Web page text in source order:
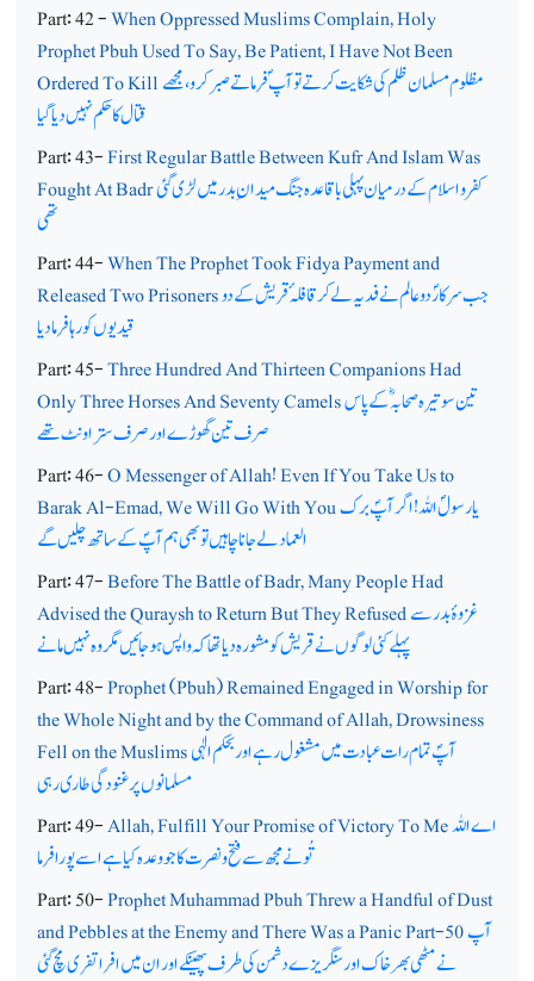
Part: 42 -When Oppressed Muslims Complain, Holy
Prophet Pbuh Used To Say, Be Patient, I Have Not Been
Ordered To Killمظلوم مسلمان ظلم کی شکایت کرتے توآپ ؐ فرماتے صبرکرو،مجھے
قتال کا حکم نہیں دیا گیا
Part: 43-First Regular Battle Between Kufr And Islam Was
Fought At Badrکفر و اسلام کے درمیان پہلی باقاعدہ جنگ میدان ِ بدر میں لڑی گئی
تھی
Part: 44-When The Prophet Took Fidya Payment and
Released Two Prisonersجب سرکارؐ دوعالم نے فدیہ لے کر قافلہ ٔ قریش کے دو
قیدیوں کو رہا فرما دیا
Part: 45-Three Hundred And Thirteen Companions Had
Only Three Horses And Seventy Camelsتین سو تیرہ صحابہ ؓکے پاس
صرف تین گھوڑے اور صرف ستر اونٹ تھے
Part: 46-O Messenger of Allah! Even If You Take Us to
Barak Al-Emad, We Will Go With Youیارسولؐ اللہ ! اگر آپؐ برک
العماد لے جانا چاہیں تو بھی ہم آپؐ کے ساتھ چلیں گے
Part: 47-Before The Battle of Badr, Many People Had
Advised the Quraysh to Return But They Refusedغزوۂ بدر سے
پہلے کئی لوگوں نے قریش کو مشورہ دیا تھا کہ واپس ہوجائیں مگر وہ نہیں مانے
Part: 48-Prophet (Pbuh) Remained Engaged in Worship for
the Whole Night and by the Command of Allah, Drowsiness
Fell on the Muslimsآپؐ تمام رات عبادت میں مشغول رہے اور بحکم الٰہی
مسلمانوں پر غنودگی طاری رہی
Part: 49-Allah, Fulfill Your Promise of Victory To Meاے اللہ
تُونے مجھ سے فتح و نصرت کا جو وعدہ کیا ہے اسے پورا فرما
Part: 50-Prophet Muhammad Pbuh Threw a Handful of Dust
and Pebbles at the Enemy and There Was a Panic Part-50آپ
نے مٹھی بھر خاک اور سنگریزے دشمن کی طرف پھینکے اور ان میں افراتفری مچ گئی